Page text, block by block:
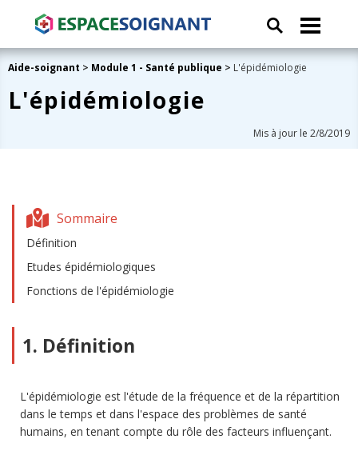
Aide-soignant > Module 1 - Santé publique > L'épidémiologie
L'épidémiologie
Mis à jour le 2/8/2019
Sommaire
Définition
Etudes épidémiologiques
Fonctions de l'épidémiologie
1. Définition
L'épidémiologie est l'étude de la fréquence et de la répartition
dans le temps et dans l'espace des problèmes de santé
humains, en tenant compte du rôle des facteurs influençant.